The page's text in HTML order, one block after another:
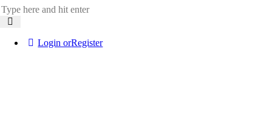
Login orRegister